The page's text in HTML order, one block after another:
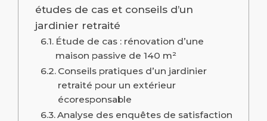
études de cas et conseils d’un
jardinier retraité
Étude de cas : rénovation d’une
maison passive de 140 m²
Conseils pratiques d’un jardinier
retraité pour un extérieur
écoresponsable
Analyse des enquêtes de satisfaction